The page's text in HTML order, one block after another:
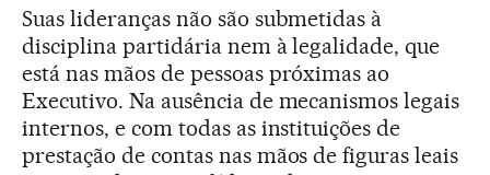
Suas lideranças não são submetidas à
disciplina partidária nem à legalidade, que
está nas mãos de pessoas próximas ao
Executivo. Na ausência de mecanismos legais
internos, e com todas as instituições de
prestação de contas nas mãos de figuras leais